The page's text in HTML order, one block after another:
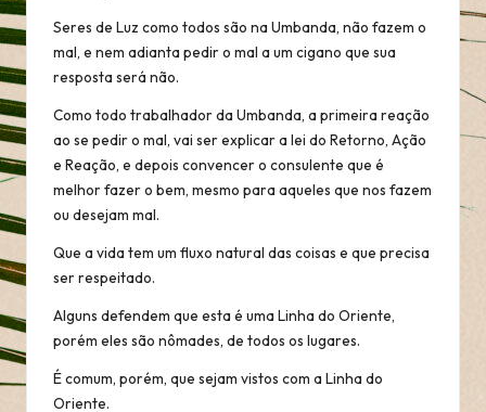
Seres de Luz como todos são na Umbanda, não fazem o
mal, e nem adianta pedir o mal a um cigano que sua
resposta será não.
Como todo trabalhador da Umbanda, a primeira reação
ao se pedir o mal, vai ser explicar a lei do Retorno, Ação
e Reação, e depois convencer o consulente que é
melhor fazer o bem, mesmo para aqueles que nos fazem
ou desejam mal.
Que a vida tem um fluxo natural das coisas e que precisa
ser respeitado.
Alguns defendem que esta é uma Linha do Oriente,
porém eles são nômades, de todos os lugares.
É comum, porém, que sejam vistos com a Linha do
Oriente.